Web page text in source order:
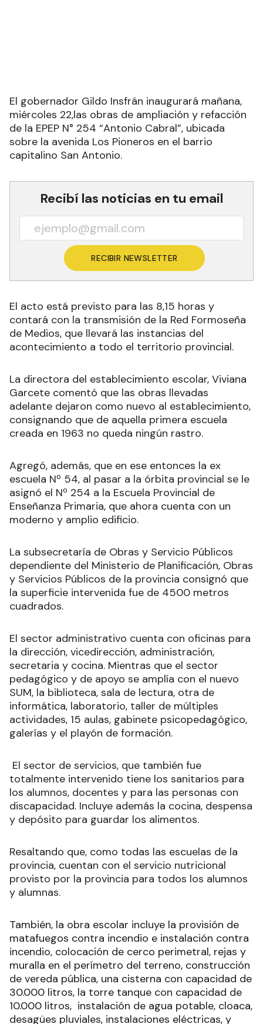
El gobernador Gildo Insfrán inaugurará mañana,
miércoles 22,las obras de ampliación y refacción
de la EPEP N° 254 “Antonio Cabral”, ubicada
sobre la avenida Los Pioneros en el barrio
capitalino San Antonio.
Recibí las noticias en tu email
RECIBIR NEWSLETTER
El acto está previsto para las 8,15 horas y
contará con la transmisión de la Red Formoseña
de Medios, que llevará las instancias del
acontecimiento a todo el territorio provincial.
La directora del establecimiento escolar, Viviana
Garcete comentó que las obras llevadas
adelante dejaron como nuevo al establecimiento,
consignando que de aquella primera escuela
creada en 1963 no queda ningún rastro.
Agregó, además, que en ese entonces la ex
escuela Nº 54, al pasar a la órbita provincial se le
asignó el Nº 254 a la Escuela Provincial de
Enseñanza Primaria, que ahora cuenta con un
moderno y amplio edificio.
La subsecretaría de Obras y Servicio Públicos
dependiente del Ministerio de Planificación, Obras
y Servicios Públicos de la provincia consignó que
la superficie intervenida fue de 4500 metros
cuadrados.
El sector administrativo cuenta con oficinas para
la dirección, vicedirección, administración,
secretaria y cocina. Mientras que el sector
pedagógico y de apoyo se amplía con el nuevo
SUM, la biblioteca, sala de lectura, otra de
informática, laboratorio, taller de múltiples
actividades, 15 aulas, gabinete psicopedagógico,
galerías y el playón de formación.
El sector de servicios, que también fue
totalmente intervenido tiene los sanitarios para
los alumnos, docentes y para las personas con
discapacidad. Incluye además la cocina, despensa
y depósito para guardar los alimentos.
Resaltando que, como todas las escuelas de la
provincia, cuentan con el servicio nutricional
provisto por la provincia para todos los alumnos
y alumnas.
También, la obra escolar incluye la provisión de
matafuegos contra incendio e instalación contra
incendio, colocación de cerco perimetral, rejas y
muralla en el perímetro del terreno, construcción
de vereda pública, una cisterna con capacidad de
30.000 litros, la torre tanque con capacidad de
10.000 litros, instalación de agua potable, cloaca,
desagües pluviales, instalaciones eléctricas, y